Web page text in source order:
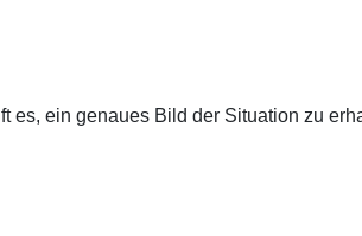
es, ein genaues Bild der Situation zu